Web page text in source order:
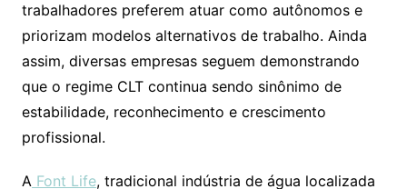
trabalhadores preferem atuar como autônomos e
priorizam modelos alternativos de trabalho. Ainda
assim, diversas empresas seguem demonstrando
que o regime CLT continua sendo sinônimo de
estabilidade, reconhecimento e crescimento
profissional.
AFont Life, tradicional indústria de água localizada